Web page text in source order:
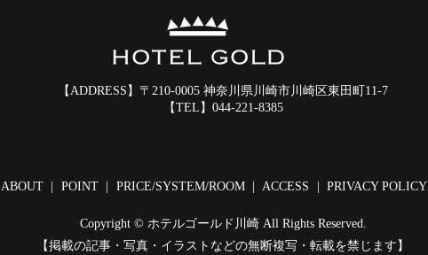
【ADDRESS】 〒210-0005 神奈川県川崎市川崎区東田町11-7
【TEL】 044-221-8385
ABOUT POINT PRICE/SYSTEM/ROOM ACCESS PRIVACY POLICY
Copyright © ホテルゴールド川崎 All Rights Reserved.
【掲載の記事・写真・イラストなどの無断複写・転載を禁じます】